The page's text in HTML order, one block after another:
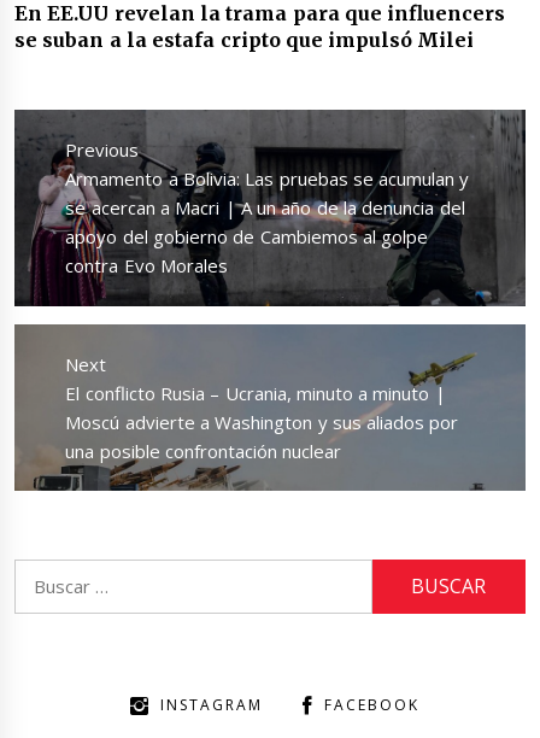
En EE.UU revelan la trama para que influencers
se suban a la estafa cripto que impulsó Milei
Navegación
de
entradas
Previous
Previous
post:
Armamento a Bolivia: Las pruebas se acumulan y
se acercan a Macri | A un año de la denuncia del
apoyo del gobierno de Cambiemos al golpe
contra Evo Morales
Next
Next
post:
El conflicto Rusia – Ucrania, minuto a minuto |
Moscú advierte a Washington y sus aliados por
una posible confrontación nuclear
INSTAGRAM FACEBOOK